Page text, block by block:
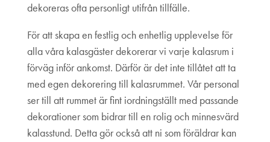
dekoreras ofta personligt utifrån tillfälle.
För att skapa en festlig och enhetlig upplevelse för
alla våra kalasgäster dekorerar vi varje kalasrum i
förväg inför ankomst. Därför är det inte tillåtet att ta
med egen dekorering till kalasrummet. Vår personal
ser till att rummet är fint iordningställt med passande
dekorationer som bidrar till en rolig och minnesvärd
kalasstund. Detta gör också att ni som föräldrar kan